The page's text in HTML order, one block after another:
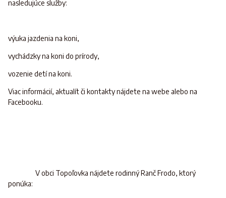
nasledujúce služby:
výuka jazdenia na koni,
vychádzky na koni do prírody,
vozenie detí na koni.
Viac informácií, aktualít či kontakty nájdete na webe alebo na
Facebooku.
V obci Topoľovka nájdete rodinný Ranč Frodo, ktorý
ponúka: